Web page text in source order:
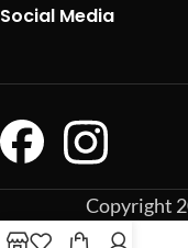
Social Media
Copyright